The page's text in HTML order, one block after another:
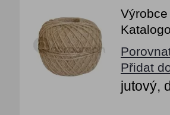
Přidat
jutový,